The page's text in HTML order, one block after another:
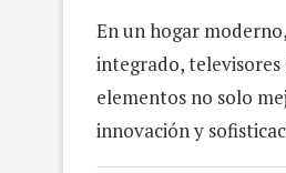
En un hogar
integrado,
elementos no solo
innovación y